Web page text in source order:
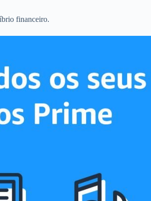
financeiro.